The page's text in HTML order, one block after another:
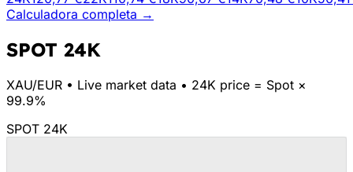
Calculadora completa →
SPOT 24K
XAU/EUR • Live market data • 24K price = Spot ×
99.9%
SPOT 24K